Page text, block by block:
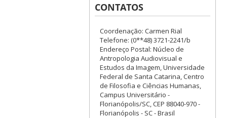
CONTATOS
Coordenação: Carmen Rial
Telefone: (0**48) 3721-2241/b
Endereço Postal: Núcleo de
Antropologia Audiovisual e
Estudos da Imagem, Universidade
Federal de Santa Catarina, Centro
de Filosofia e Ciências Humanas,
Campus Universitário -
Florianópolis/SC, CEP 88040-970 -
Florianópolis - SC - Brasil